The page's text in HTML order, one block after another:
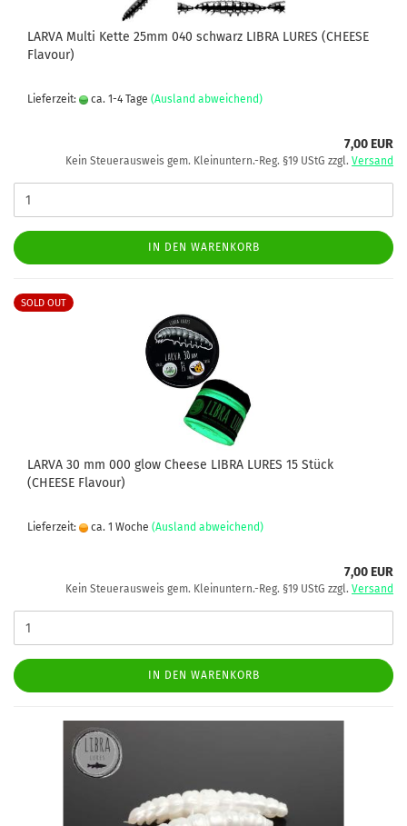
LARVA Multi Kette 25mm 040 schwarz LIBRA LURES (CHEESE
Flavour)
Lieferzeit: ca. 1-4 Tage (Ausland abweichend)
7,00 EUR
Kein Steuerausweis gem. Kleinuntern.-Reg. §19 UStG zzgl. Versand
IN DEN WARENKORB
SOLD OUT
LARVA 30 mm 000 glow Cheese LIBRA LURES 15 Stück
(CHEESE Flavour)
Lieferzeit: ca. 1 Woche (Ausland abweichend)
7,00 EUR
Kein Steuerausweis gem. Kleinuntern.-Reg. §19 UStG zzgl. Versand
IN DEN WARENKORB